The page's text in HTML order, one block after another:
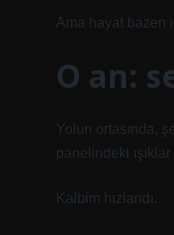
Ama hayat bazen
O an:
Yolun ortasında,
panelindeki
Kalbim hızlandı.